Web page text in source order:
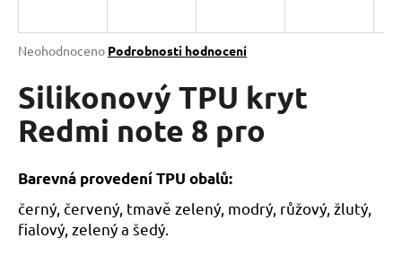
Průměrné
produktu
je
0,0
hvězdiček.
Neohodnoceno Podrobnosti hodnocení
Silikonový TPU kryt
Redmi note 8 pro
Barevná provedení TPU obalů:
černý, červený, tmavě zelený, modrý, růžový, žlutý,
fialový, zelený a šedý.
j
t
?
HLEDAT